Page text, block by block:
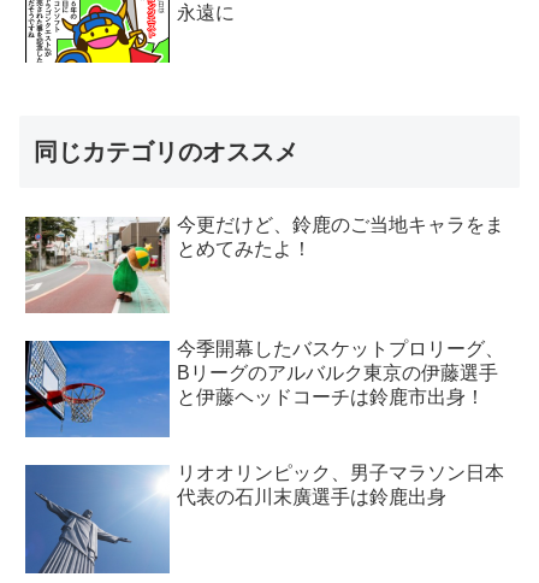
永遠に
同じカテゴリのオススメ
今更だけど、鈴鹿のご当地キャラをま
とめてみたよ！
今季開幕したバスケットプロリーグ、
Bリーグのアルバルク東京の伊藤選手
と伊藤ヘッドコーチは鈴鹿市出身！
リオオリンピック、男子マラソン日本
代表の石川末廣選手は鈴鹿出身